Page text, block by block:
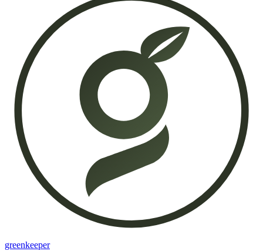
greenkeeper